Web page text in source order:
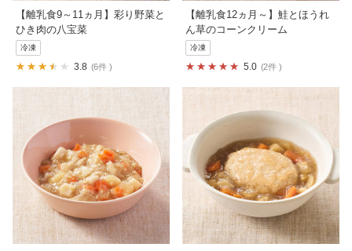
【離乳食9～11ヵ月】彩り野菜と
ひき肉の八宝菜
冷凍
3.8 6件
【離乳食12ヵ月～】鮭とほうれ
ん草のコーンクリーム
冷凍
5.0 2件